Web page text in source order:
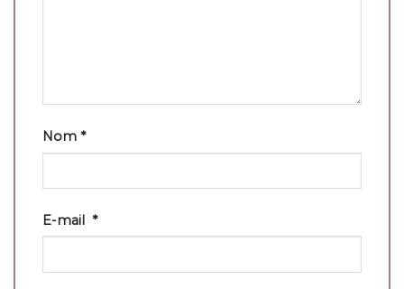
Nom *
E-mail *